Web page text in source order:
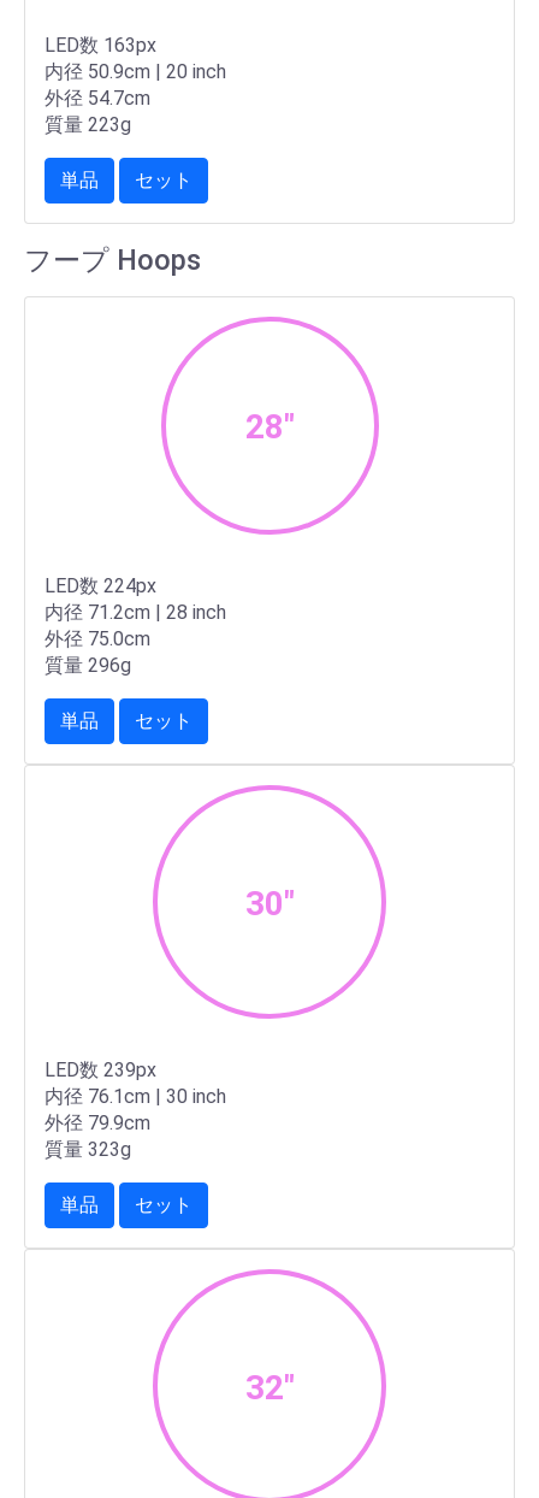
LED数 163px
内径 50.9cm | 20 inch
外径 54.7cm
質量 223g
単品 セット
フープ Hoops
28"
LED数 224px
内径 71.2cm | 28 inch
外径 75.0cm
質量 296g
単品 セット
30"
LED数 239px
内径 76.1cm | 30 inch
外径 79.9cm
質量 323g
単品 セット
32"